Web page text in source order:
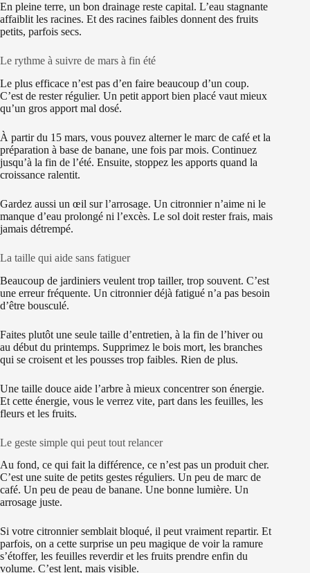
En pleine terre, un bon drainage reste capital. L’eau stagnante
affaiblit les racines. Et des racines faibles donnent des fruits
petits, parfois secs.
Le rythme à suivre de mars à fin été
Le plus efficace n’est pas d’en faire beaucoup d’un coup.
C’est de rester régulier. Un petit apport bien placé vaut mieux
qu’un gros apport mal dosé.
À partir du 15 mars, vous pouvez alterner le marc de café et la
préparation à base de banane, une fois par mois. Continuez
jusqu’à la fin de l’été. Ensuite, stoppez les apports quand la
croissance ralentit.
Gardez aussi un œil sur l’arrosage. Un citronnier n’aime ni le
manque d’eau prolongé ni l’excès. Le sol doit rester frais, mais
jamais détrempé.
La taille qui aide sans fatiguer
Beaucoup de jardiniers veulent trop tailler, trop souvent. C’est
une erreur fréquente. Un citronnier déjà fatigué n’a pas besoin
d’être bousculé.
Faites plutôt une seule taille d’entretien, à la fin de l’hiver ou
au début du printemps. Supprimez le bois mort, les branches
qui se croisent et les pousses trop faibles. Rien de plus.
Une taille douce aide l’arbre à mieux concentrer son énergie.
Et cette énergie, vous le verrez vite, part dans les feuilles, les
fleurs et les fruits.
Le geste simple qui peut tout relancer
Au fond, ce qui fait la différence, ce n’est pas un produit cher.
C’est une suite de petits gestes réguliers. Un peu de marc de
café. Un peu de peau de banane. Une bonne lumière. Un
arrosage juste.
Si votre citronnier semblait bloqué, il peut vraiment repartir. Et
parfois, on a cette surprise un peu magique de voir la ramure
s’étoffer, les feuilles reverdir et les fruits prendre enfin du
volume. C’est lent, mais visible.